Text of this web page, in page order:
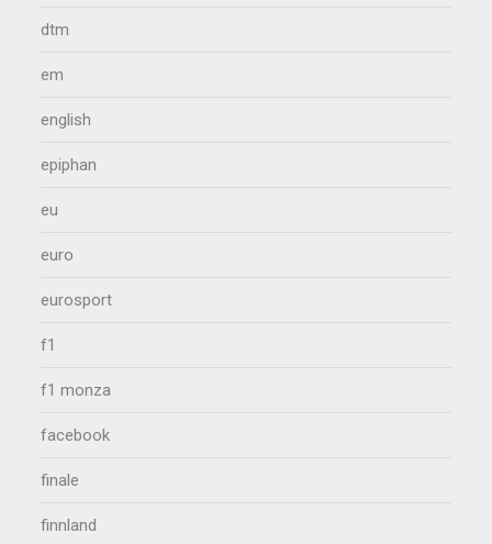
dtm
em
english
epiphan
eu
euro
eurosport
f1
f1 monza
facebook
finale
finnland